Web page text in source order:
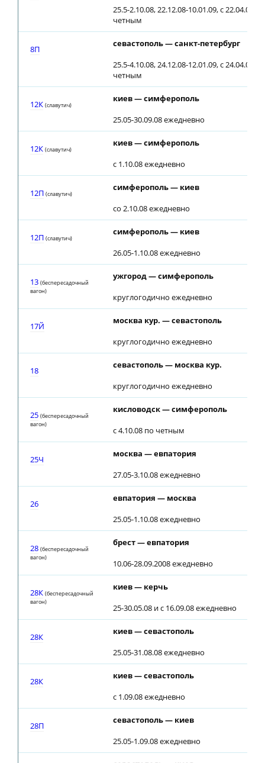
25.5-2.10.08, 22.12.08-10.01.09, с 22.04.09
четным
8П
севастополь — санкт-петербург
25.5-4.10.08, 24.12.08-12.01.09, с 24.04.09
четным
12К (славутич)
киев — симферополь
25.05-30.09.08 ежедневно
12К (славутич)
киев — симферополь
с 1.10.08 ежедневно
12П (славутич)
симферополь — киев
со 2.10.08 ежедневно
12П (славутич)
симферополь — киев
26.05-1.10.08 ежедневно
13 (беспересадочный
вагон)
ужгород — симферополь
круглогодично ежедневно
17Й
москва кур. — севастополь
круглогодично ежедневно
18
севастополь — москва кур.
круглогодично ежедневно
25 (беспересадочный
вагон)
кисловодск — симферополь
с 4.10.08 по четным
25Ч
москва — евпатория
27.05-3.10.08 ежедневно
26
евпатория — москва
25.05-1.10.08 ежедневно
28 (беспересадочный
вагон)
брест — евпатория
10.06-28.09.2008 ежедневно
28К (беспересадочный
вагон)
киев — керчь
25-30.05.08 и с 16.09.08 ежедневно
28К
киев — севастополь
25.05-31.08.08 ежедневно
28К
киев — севастополь
с 1.09.08 ежедневно
28П
севастополь — киев
25.05-1.09.08 ежедневно